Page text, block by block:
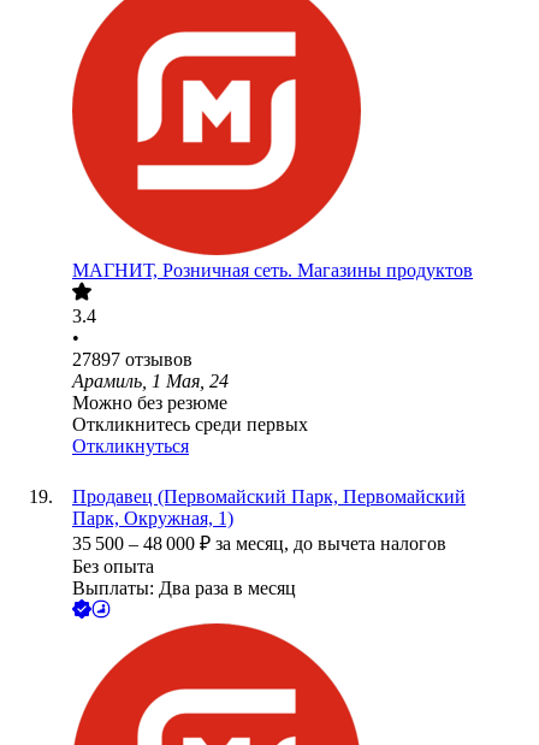
МАГНИТ, Розничная сеть. Магазины продуктов
3.4
•
27897 отзывов
Арамиль, 1 Мая, 24
Можно без резюме
Откликнитесь среди первых
Откликнуться
Продавец (Первомайский Парк, Первомайский
Парк, Окружная, 1)
35 500 – 48 000 ₽ за месяц, до вычета налогов
Без опыта
Выплаты: Два раза в месяц